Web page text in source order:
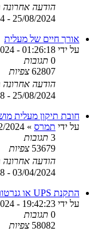
הודעה אחרונה
25/08/2024 - 01:27:34
אורך חיים של מעלית
על ידי - 01:26:18
0 תגובות
62807 צפיות
הודעה אחרונה
25/08/2024 - 01:26:18
חובת תיקון מעלית
על ידי תמרס »
- 13:59:17
3 תגובות
53679 צפיות
הודעה אחרונה
03/04/2024 - 09:30:48
התקנת UPS או גנרטור במעלית ישנה
על ידי - 19:42:23
0 תגובות
58082 צפיות